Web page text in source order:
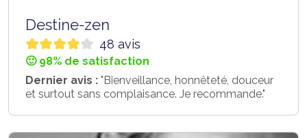
Destine-zen
48 avis
🙂 98% de satisfaction
Dernier avis : "Bienveillance, honnêteté, douceur
et surtout sans complaisance. Je recommande."